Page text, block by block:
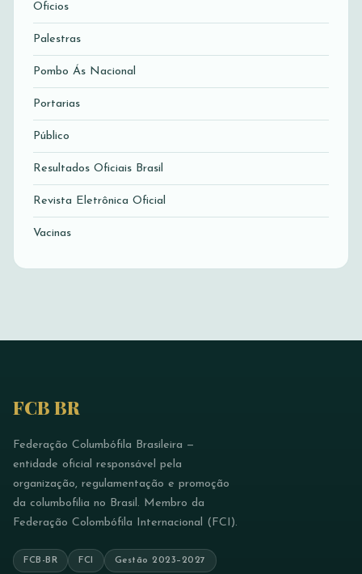
Oficios
Palestras
Pombo Ás Nacional
Portarias
Público
Resultados Oficiais Brasil
Revista Eletrônica Oficial
Vacinas
FCB BR
Federação Columbófila Brasileira —
entidade oficial responsável pela
organização, regulamentação e promoção
da columbofilia no Brasil. Membro da
Federação Colombófila Internacional (FCI).
FCB-BR FCI Gestão 2023–2027